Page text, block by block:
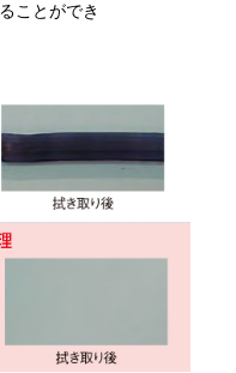
ことができ